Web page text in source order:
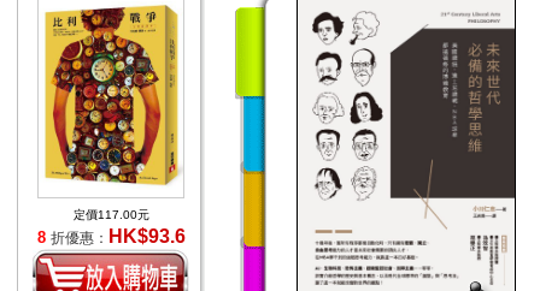
定價117.00元
8 折優惠： HK$93.6